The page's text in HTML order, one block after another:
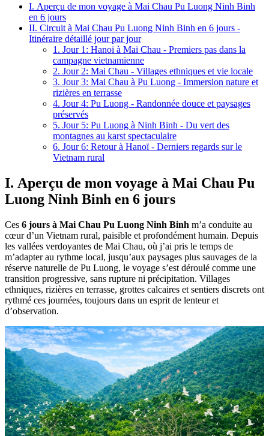
I. Aperçu de mon voyage à Mai Chau Pu Luong Ninh Binh
en 6 jours
II. Circuit à Mai Chau Pu Luong Ninh Binh en 6 jours -
Itinéraire détaillé jour par jour
1. Jour 1: Hanoi à Mai Chau - Premiers pas dans la
campagne vietnamienne
2. Jour 2: Mai Chau - Villages ethniques et vie locale
3. Jour 3: Mai Chau à Pu Luong - Immersion nature et
rizières en terrasse
4. Jour 4: Pu Luong - Randonnée douce et paysages
préservés
5. Jour 5: Pu Luong à Ninh Binh - Du vert des
montagnes au karst spectaculaire
6. Jour 6: Retour à Hanoï - Derniers regards sur le
Vietnam rural
I. Aperçu de mon voyage à Mai Chau Pu
Luong Ninh Binh en 6 jours
Ces 6 jours à Mai Chau Pu Luong Ninh Binh m’a conduite au
cœur d’un Vietnam rural, paisible et profondément humain. Depuis
les vallées verdoyantes de Mai Chau, où j’ai pris le temps de
m’adapter au rythme local, jusqu’aux paysages plus sauvages de la
réserve naturelle de Pu Luong, le voyage s’est déroulé comme une
transition progressive, sans rupture ni précipitation. Villages
ethniques, rizières en terrasse, grottes calcaires et sentiers discrets ont
rythmé ces journées, toujours dans un esprit de lenteur et
d’observation.